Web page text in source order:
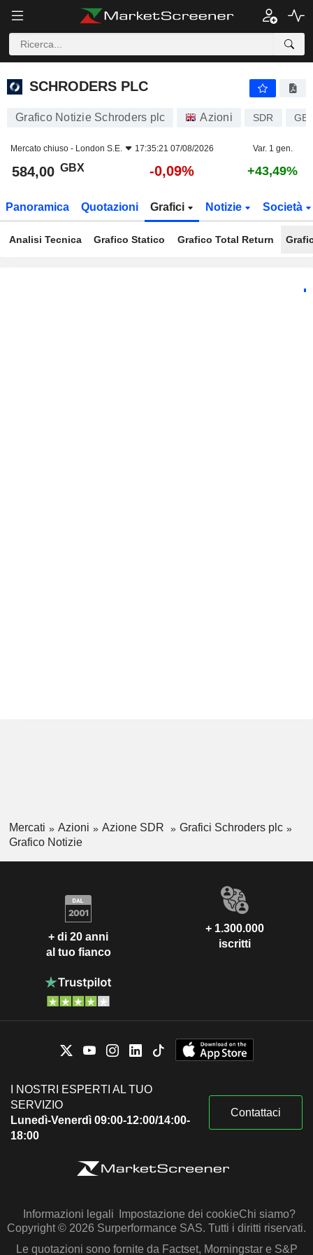
SCHRODERS PLC
SCHRODERS PLC
Grafico Notizie Schroders plc Azioni SDR
Mercato chiuso - London S.E. 17:35:21 07/08/2026 Var. 1 gen.
584,00 GBX -0,09% +43,49%
Panoramica Quotazioni Grafici Notizie Società
Analisi Tecnica Grafico Statico Grafico Total Return
Mercati Azioni Azione SDR
Grafici Schroders plc
Grafico Notizie
+ di 20 anni
al tuo fianco
+ 1.300.000
iscritti
I NOSTRI ESPERTI AL TUO
SERVIZIO
Lunedì-Venerdì 09:00-12:00/14:00-
18:00
Contattaci
Informazioni legali Impostazione dei cookieChi siamo?
Copyright © 2026 Surperformance SAS. Tutti i diritti riservati.
Le quotazioni sono fornite da Factset, Morningstar e S&P